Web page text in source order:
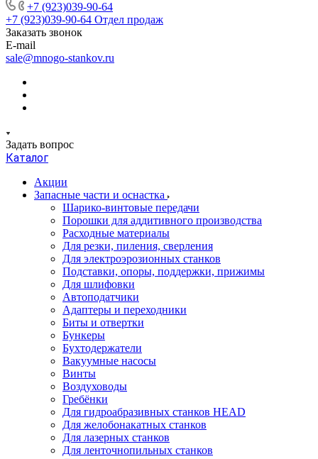
+7 (923)039-90-64
+7 (923)039-90-64 Отдел продаж
Заказать звонок
E-mail
sale@mnogo-stankov.ru
Задать вопрос
Каталог
Акции
Запасные части и оснастка
Шарико-винтовые передачи
Порошки для аддитивного производства
Расходные материалы
Для резки, пиления, сверления
Для электроэрозионных станков
Подставки, опоры, поддержки, прижимы
Для шлифовки
Автоподатчики
Адаптеры и переходники
Биты и отвертки
Бункеры
Бухтодержатели
Вакуумные насосы
Винты
Воздуховоды
Гребёнки
Для гидроабразивных станков HEAD
Для желобонакатных станков
Для лазерных станков
Для ленточнопильных станков